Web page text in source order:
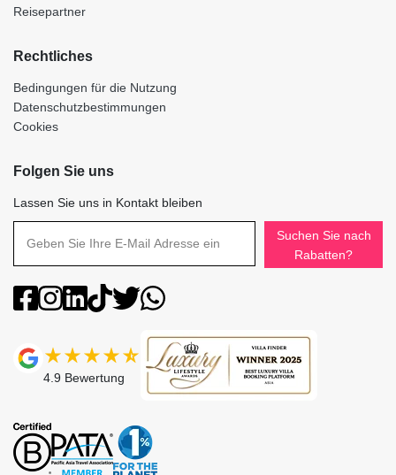
Reisepartner
Rechtliches
Bedingungen für die Nutzung
Datenschutzbestimmungen
Cookies
Folgen Sie uns
Lassen Sie uns in Kontakt bleiben
Suchen Sie nach
Rabatten?
4.9 Bewertung